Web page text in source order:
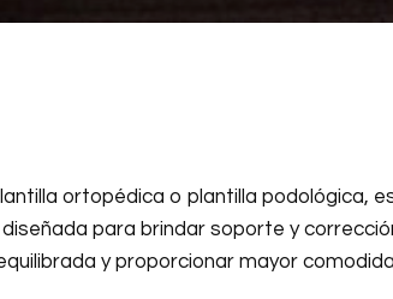
ortopédica o plantilla podológica,
para brindar soporte y
y proporcionar mayor